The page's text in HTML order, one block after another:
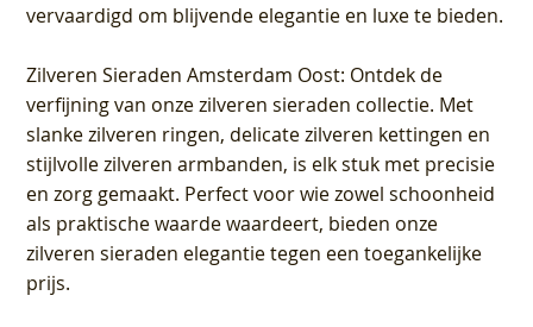
vervaardigd om blijvende elegantie en luxe te bieden.
Zilveren Sieraden Amsterdam Oost: Ontdek de
verfijning van onze zilveren sieraden collectie. Met
slanke zilveren ringen, delicate zilveren kettingen en
stijlvolle zilveren armbanden, is elk stuk met precisie
en zorg gemaakt. Perfect voor wie zowel schoonheid
als praktische waarde waardeert, bieden onze
zilveren sieraden elegantie tegen een toegankelijke
prijs.